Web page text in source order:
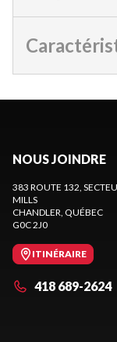
NOUS JOINDRE
383 ROUTE 132,
MILLS
CHANDLER , QUÉBEC
G0C 2J0
ITINÉRAIRE
418 689-2624